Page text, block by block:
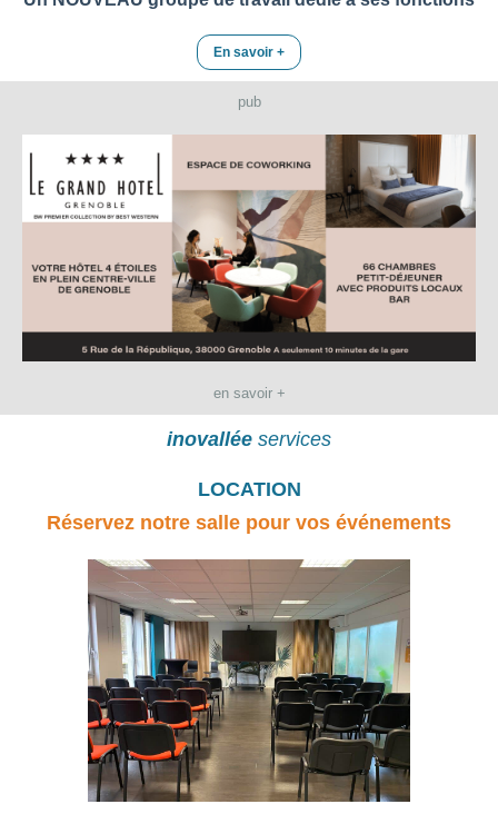
En savoir +
pub
en savoir +
inovallée services
LOCATION
Réservez notre salle pour vos événements